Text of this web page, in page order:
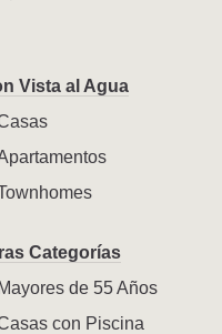
Vista al Agua
Categorías
Mayores de 55 Años
con Piscina